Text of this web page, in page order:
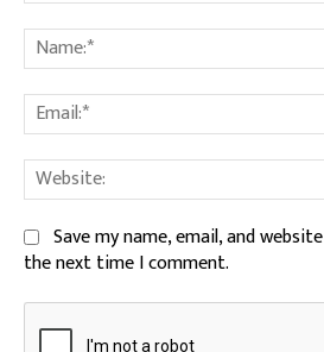
Comment:
Save my name, email, and
the next time I comment.